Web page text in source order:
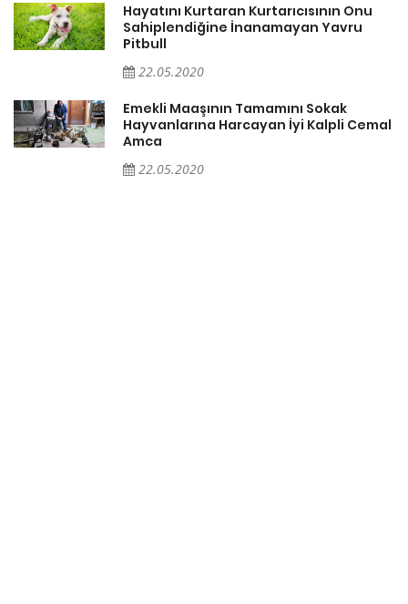
Hayatını Kurtaran Kurtarıcısının Onu
Sahiplendiğine İnanamayan Yavru
Pitbull
22.05.2020
Emekli Maaşının Tamamını Sokak
Hayvanlarına Harcayan İyi Kalpli Cemal
Amca
22.05.2020